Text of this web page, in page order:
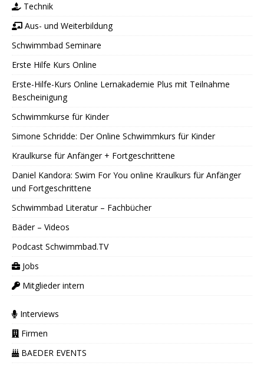
Technik
Aus- und Weiterbildung
Schwimmbad Seminare
Erste Hilfe Kurs Online
Erste-Hilfe-Kurs Online Lernakademie Plus mit Teilnahme
Bescheinigung
Schwimmkurse für Kinder
Simone Schridde: Der Online Schwimmkurs für Kinder
Kraulkurse für Anfänger + Fortgeschrittene
Daniel Kandora: Swim For You online Kraulkurs für Anfänger
und Fortgeschrittene
Schwimmbad Literatur – Fachbücher
Bäder – Videos
Podcast Schwimmbad.TV
Jobs
Mitglieder intern
Interviews
Firmen
BAEDER EVENTS